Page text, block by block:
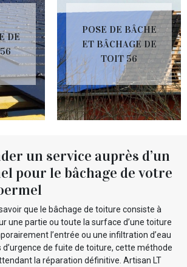
DE
POSE DE BÂCHE
ET BÂCHAGE DE
TOIT 56
un service auprès d’un
pour le bâchage de votre
que le bâchage de toiture consiste à
une partie ou toute la surface d’une toiture
l’entrée ou une infiltration d’eau
d’urgence de fuite de toiture, cette méthode
la réparation définitive. Artisan LT